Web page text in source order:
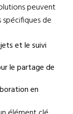
peuvent
de
et le suivi
le partage de
en